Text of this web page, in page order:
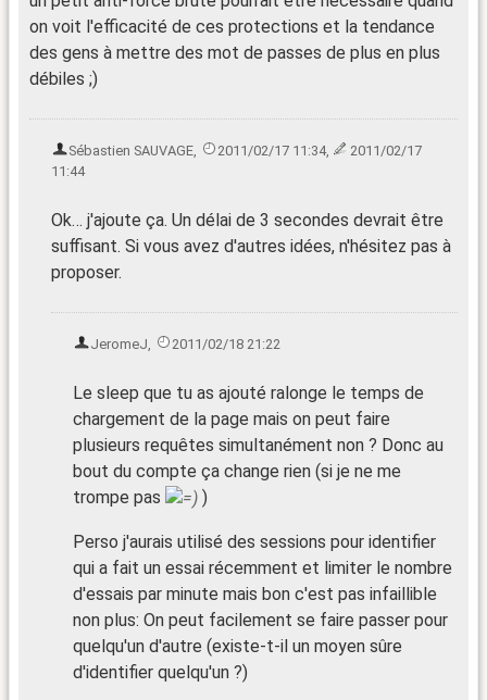
on voit l'efficacité de ces protections et la tendance
des gens à mettre des mot de passes de plus en plus
débiles ;)
Sébastien SAUVAGE, 2011/02/17 11:34,
2011/02/17
11:44
Ok… j'ajoute ça. Un délai de 3 secondes devrait être
suffisant. Si vous avez d'autres idées, n'hésitez pas à
proposer.
JeromeJ, 2011/02/18 21:22
Le sleep que tu as ajouté ralonge le temps de
chargement de la page mais on peut faire
plusieurs requêtes simultanément non ? Donc au
bout du compte ça change rien (si je ne me
trompe pas
)
Perso j'aurais utilisé des sessions pour identifier
qui a fait un essai récemment et limiter le nombre
d'essais par minute mais bon c'est pas infaillible
non plus: On peut facilement se faire passer pour
quelqu'un d'autre (existe-t-il un moyen sûre
d'identifier quelqu'un ?)